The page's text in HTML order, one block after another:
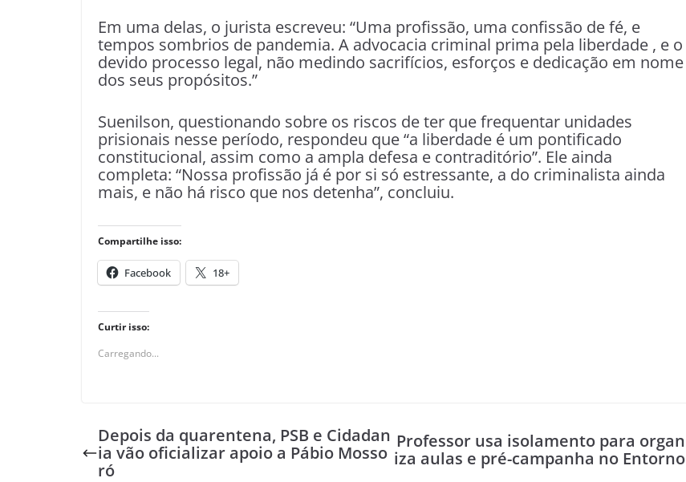
Em uma delas, o jurista escreveu: “Uma profissão, uma confissão de fé, e
tempos sombrios de pandemia. A advocacia criminal prima pela liberdade , e o
devido processo legal, não medindo sacrifícios, esforços e dedicação em nome
dos seus propósitos.”
Suenilson, questionando sobre os riscos de ter que frequentar unidades
prisionais nesse período, respondeu que “a liberdade é um pontificado
constitucional, assim como a ampla defesa e contraditório”. Ele ainda
completa: “Nossa profissão já é por si só estressante, a do criminalista ainda
mais, e não há risco que nos detenha”, concluiu.
Compartilhe isso:
Facebook 18+
Curtir isso:
Carregando...
Depois da quarentena, PSB e Cidadan
ia vão oficializar apoio a Pábio Mosso
ró
Professor usa isolamento para organ
iza aulas e pré-campanha no Entorno